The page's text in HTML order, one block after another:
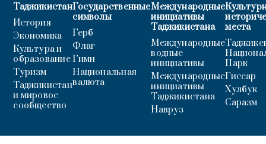
Таджикистан
История
Экономика
Культура и
образование
Туризм
Таджикистан
и мировое
сообщество
Государственные
символы
Герб
Флаг
Гимн
Национальная
валюта
Международные
инициативы
Таджикистана
Международные
водные
инициативы
Международные
инициативы
Таджикистана
Навруз
места
Парк
Гиссар
Хулбук
Саразм